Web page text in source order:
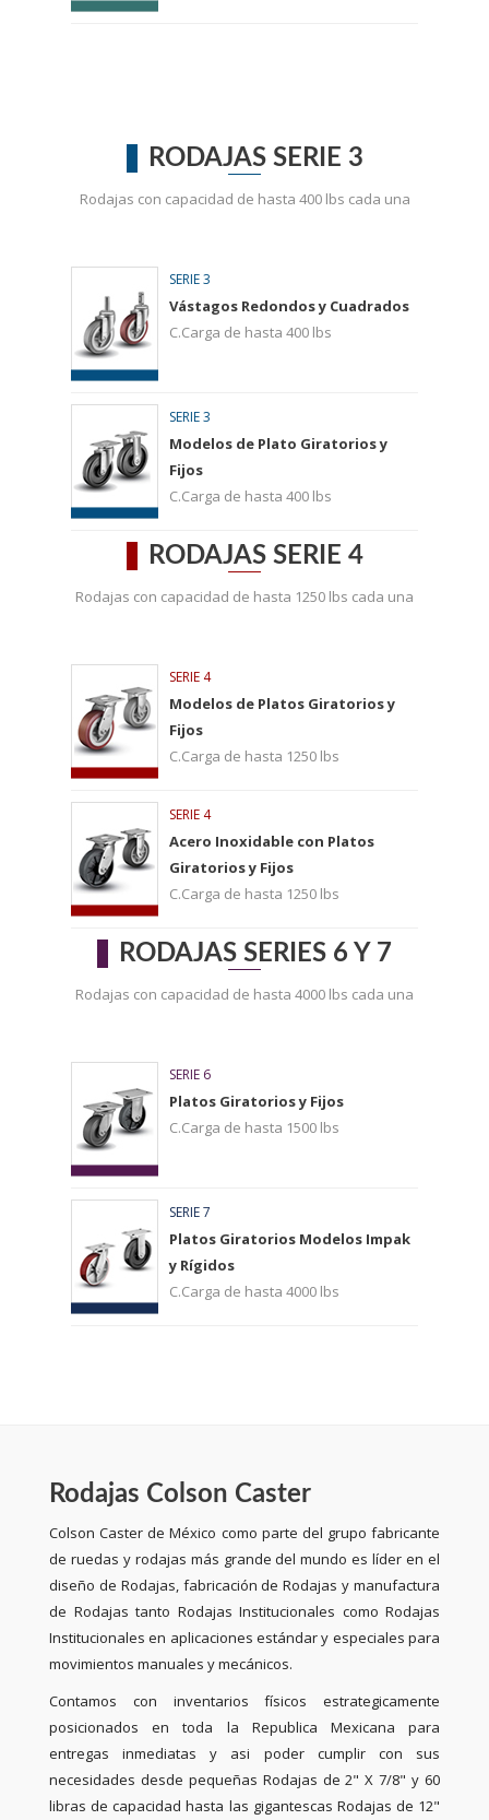
RODAJAS SERIE 3
Rodajas con capacidad de hasta 400 lbs cada una
SERIE 3
Vástagos Redondos y Cuadrados
C.Carga de hasta 400 lbs
SERIE 3
Modelos de Plato Giratorios y
Fijos
C.Carga de hasta 400 lbs
RODAJAS SERIE 4
Rodajas con capacidad de hasta 1250 lbs cada una
SERIE 4
Modelos de Platos Giratorios y
Fijos
C.Carga de hasta 1250 lbs
SERIE 4
Acero Inoxidable con Platos
Giratorios y Fijos
C.Carga de hasta 1250 lbs
RODAJAS SERIES 6 Y 7
Rodajas con capacidad de hasta 4000 lbs cada una
SERIE 6
Platos Giratorios y Fijos
C.Carga de hasta 1500 lbs
SERIE 7
Platos Giratorios Modelos Impak
y Rígidos
C.Carga de hasta 4000 lbs
Rodajas Colson Caster
Colson Caster de México como parte del grupo fabricante
de ruedas y rodajas más grande del mundo es líder en el
diseño de Rodajas, fabricación de Rodajas y manufactura
de Rodajas tanto Rodajas Institucionales como Rodajas
Institucionales en aplicaciones estándar y especiales para
movimientos manuales y mecánicos.
Contamos con inventarios físicos estrategicamente
posicionados en toda la Republica Mexicana para
entregas inmediatas y asi poder cumplir con sus
necesidades desde pequeñas Rodajas de 2" X 7/8" y 60
libras de capacidad hasta las gigantescas Rodajas de 12"